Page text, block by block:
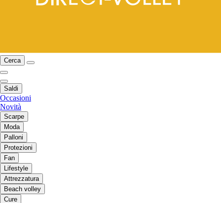
Cerca
Saldi
Occasioni
Novità
Scarpe
Moda
Palloni
Protezioni
Fan
Lifestyle
Attrezzatura
Beach volley
Cure